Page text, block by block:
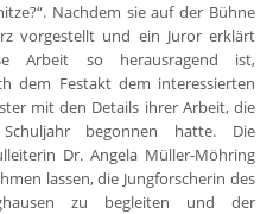
Nachdem sie auf der Bühne
vorgestellt und ein Juror erklärt
Arbeit so herausragend ist,
dem Festakt dem interessierten
mit den Details ihrer Arbeit, die
begonnen hatte. Die
Dr. Angela Müller-Möhring
lassen, die Jungforscherin des
zu begleiten und der